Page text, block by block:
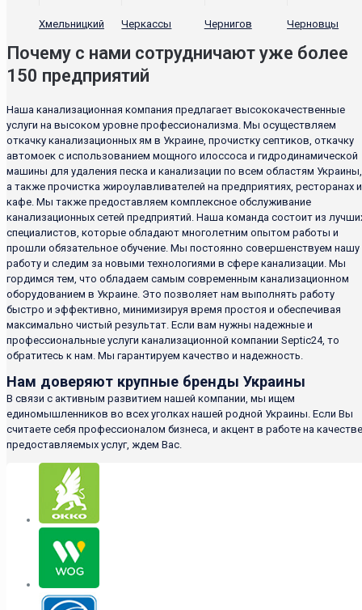
Хмельницкий Черкассы Чернигов Черновцы
Почему с нами сотрудничают уже более
150 предприятий
Наша канализационная компания предлагает высококачественные
услуги на высоком уровне профессионализма. Мы осуществляем
откачку канализационных ям в Украине, прочистку септиков, откачку
автомоек с использованием мощного илоссоса и гидродинамической
машины для удаления песка и канализации по всем областям Украины,
а также прочистка жироулавливателей на предприятиях, ресторанах и
кафе. Мы также предоставляем комплексное обслуживание
канализационных сетей предприятий. Наша команда состоит из
специалистов, которые обладают многолетним опытом работы и
прошли обязательное обучение. Мы постоянно совершенствуем нашу
работу и следим за новыми технологиями в сфере канализации. Мы
гордимся тем, что обладаем самым современным канализационном
оборудованием в Украине. Это позволяет нам выполнять работу
быстро и эффективно, минимизируя время простоя и обеспечивая
максимально чистый результат. Если вам нужны надежные и
профессиональные услуги канализационной компании Septic24, то
обратитесь к нам. Мы гарантируем качество и надежность.
Нам доверяют крупные бренды Украины
В связи с активным развитием нашей компании, мы ищем
единомышленников во всех уголках нашей родной Украины. Если Вы
считаете себя профессионалом бизнеса, и акцент в работе на качестве
предоставляемых услуг, ждем Вас.